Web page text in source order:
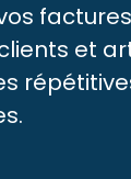
et